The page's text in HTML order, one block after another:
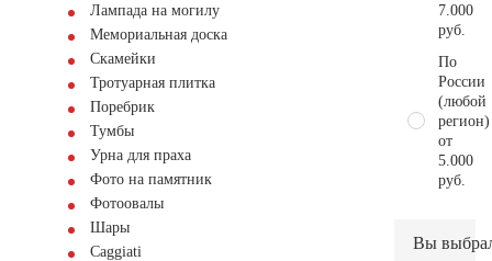
Лампада на могилу
Мемориальная доска
Скамейки
Тротуарная плитка
Поребрик
Тумбы
Урна для праха
Фото на памятник
Фотоовалы
Шары
Сaggiati
7.000
руб.
По
России
(любой
регион)
от
5.000
руб.
Вы